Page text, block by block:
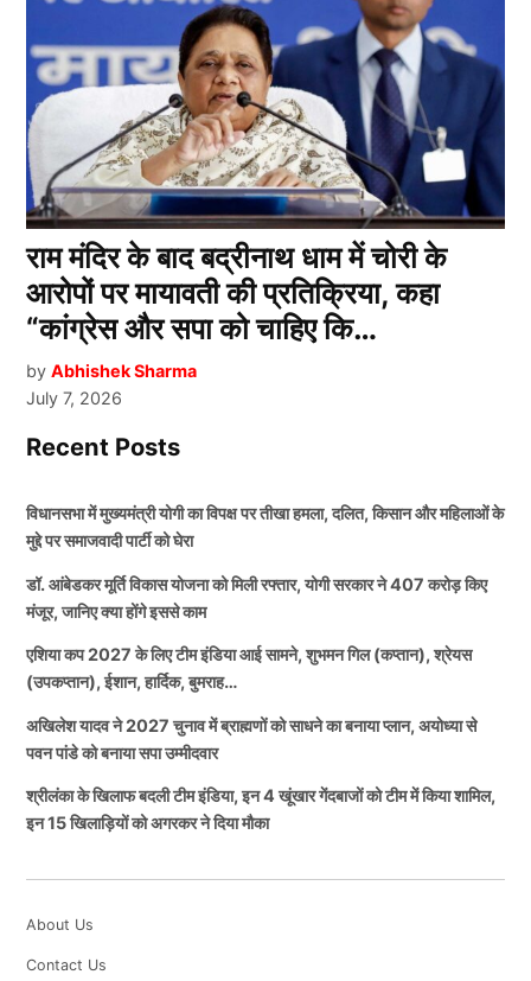
राम मंदिर के बाद बद्रीनाथ धाम में चोरी के
आरोपों पर मायावती की प्रतिक्रिया, कहा
“कांग्रेस और सपा को चाहिए कि…
by Abhishek Sharma
July 7, 2026
Recent Posts
विधानसभा में मुख्यमंत्री योगी का विपक्ष पर तीखा हमला, दलित, किसान और महिलाओं के
मुद्दे पर समाजवादी पार्टी को घेरा
डॉ. आंबेडकर मूर्ति विकास योजना को मिली रफ्तार, योगी सरकार ने 407 करोड़ किए
मंजूर, जानिए क्या होंगे इससे काम
एशिया कप 2027 के लिए टीम इंडिया आई सामने, शुभमन गिल (कप्तान), श्रेयस
(उपकप्तान), ईशान, हार्दिक, बुमराह…
अखिलेश यादव ने 2027 चुनाव में ब्राह्मणों को साधने का बनाया प्लान, अयोध्या से
पवन पांडे को बनाया सपा उम्मीदवार
श्रीलंका के खिलाफ बदली टीम इंडिया, इन 4 खूंखार गेंदबाजों को टीम में किया शामिल,
इन 15 खिलाड़ियों को अगरकर ने दिया मौका
About Us
Contact Us